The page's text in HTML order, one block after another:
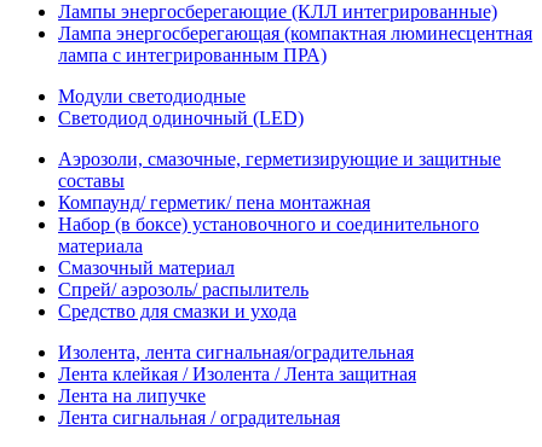
Лампы энергосберегающие (КЛЛ интегрированные)
Лампа энергосберегающая (компактная люминесцентная
лампа с интегрированным ПРА)
Модули светодиодные
Светодиод одиночный (LED)
Аэрозоли, смазочные, герметизирующие и защитные
составы
Компаунд/ герметик/ пена монтажная
Набор (в боксе) установочного и соединительного
материала
Смазочный материал
Спрей/ аэрозоль/ распылитель
Средство для смазки и ухода
Изолента, лента сигнальная/оградительная
Лента клейкая / Изолента / Лента защитная
Лента на липучке
Лента сигнальная / оградительная